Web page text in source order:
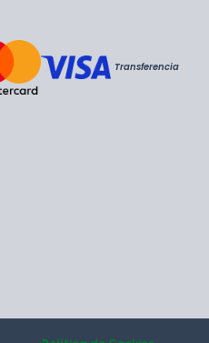
Transferencia